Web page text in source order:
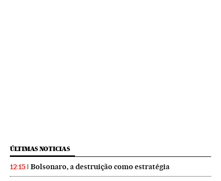
ÚLTIMAS NOTICIAS
12:15 Bolsonaro, a destruição como estratégia